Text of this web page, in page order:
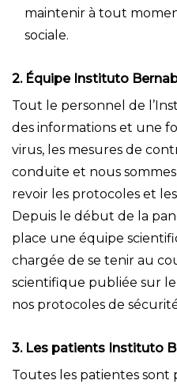
maintenir à tout
sociale.
2. Équipe Instituto
Tout le personnel de
des informations et une
virus, les mesures de
conduite et nous
revoir les protocoles et
Depuis le début de la
place une équipe
chargée de se tenir au
scientifique publiée sur
nos protocoles de
3. Les patients Instituto
Toutes les patientes